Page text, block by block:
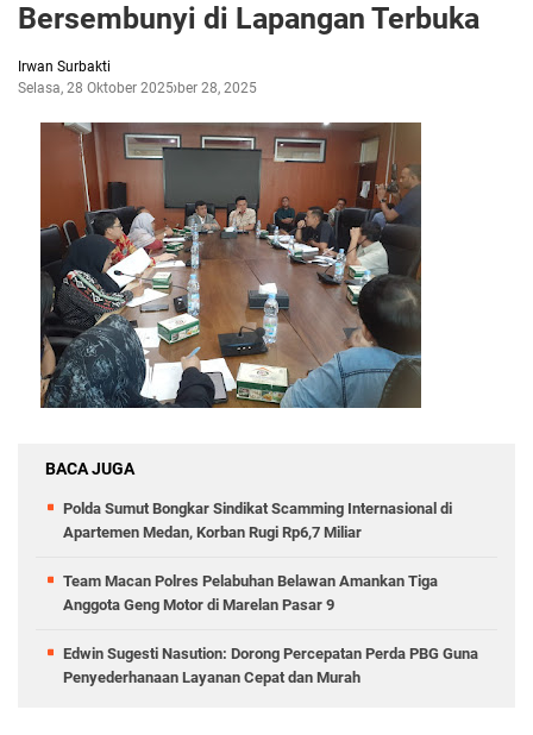
Bersembunyi di Lapangan Terbuka
Irwan Surbakti
Selasa, 28 Oktober 2025Oktober 28, 2025
BACA JUGA
Polda Sumut Bongkar Sindikat Scamming Internasional di
Apartemen Medan, Korban Rugi Rp6,7 Miliar
Team Macan Polres Pelabuhan Belawan Amankan Tiga
Anggota Geng Motor di Marelan Pasar 9
Edwin Sugesti Nasution: Dorong Percepatan Perda PBG Guna
Penyederhanaan Layanan Cepat dan Murah